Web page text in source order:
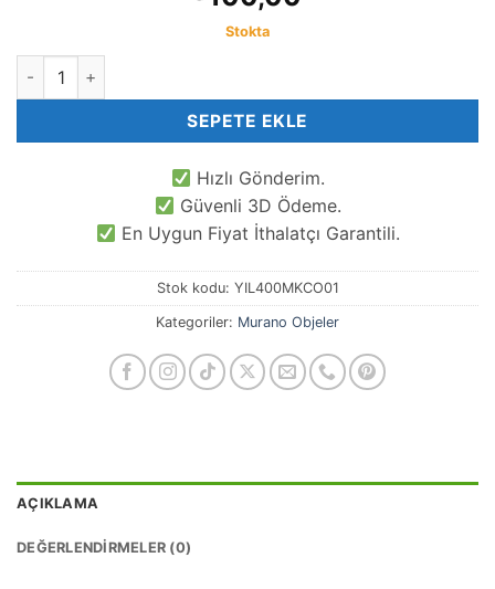
Stokta
Murano Kurbağa Cam Obje adet
SEPETE EKLE
Hızlı Gönderim.
Güvenli 3D Ödeme.
En Uygun Fiyat İthalatçı Garantili.
Stok kodu: YIL400MKCO01
Kategoriler: Murano Objeler
AÇIKLAMA
DEĞERLENDIRMELER (0)